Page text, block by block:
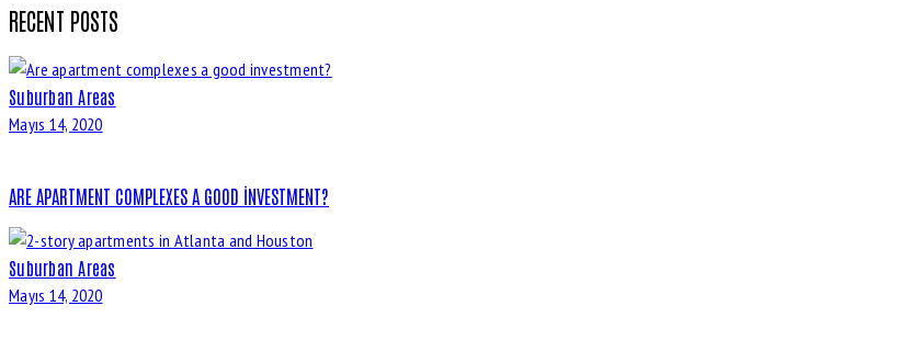
RECENT POSTS
Suburban Areas
Mayıs 14, 2020
ARE APARTMENT COMPLEXES A GOOD INVESTMENT?
Suburban Areas
Mayıs 14, 2020